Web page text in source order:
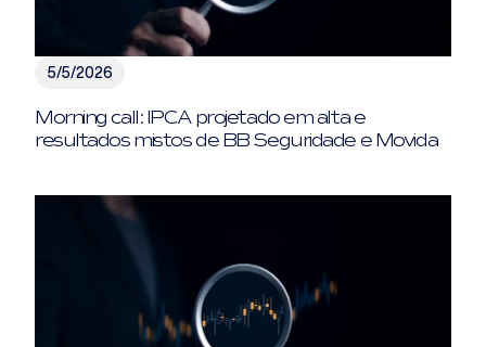
5/5/2026
Morning call: IPCA projetado em alta e
resultados mistos de BB Seguridade e Movida